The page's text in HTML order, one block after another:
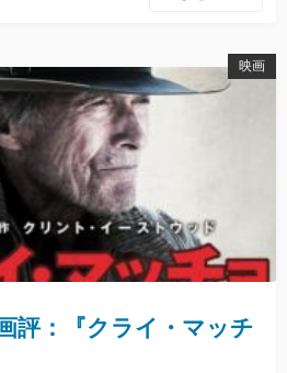
映画
評：『クライ・マッチ